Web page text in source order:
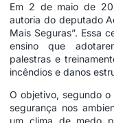
Em 2 de maio de
autoria do deputado
Mais Seguras”. Essa
ensino que
palestras e
incêndios e danos
O objetivo, segundo
segurança nos